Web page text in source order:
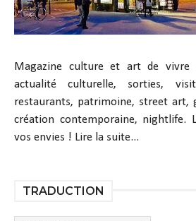
Magazine culture et art de
actualité culturelle, sorties,
restaurants, patrimoine, street art,
création contemporaine, nightlife.
vos envies ! Lire la suite...
TRADUCTION